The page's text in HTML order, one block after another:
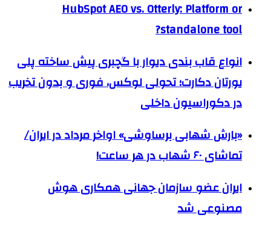
HubSpot AEO vs. Otterly: Platform or
standalone tool?
انواع قاب بندی دیوار با گچبری پیش ساخته پلی
یورتان دکارت؛ تحولی لوکس، فوری و بدون تخریب
در دکوراسیون داخلی
«بارش شهابی برساوشی» اواخر مرداد در ایران/
تماشای ۶۰ شهاب در هر ساعت!
ایران عضو سازمان جهانی همکاری هوش
مصنوعی شد